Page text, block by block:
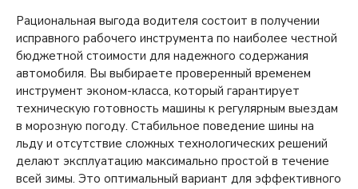
Рациональная выгода водителя состоит в получении
исправного рабочего инструмента по наиболее честной
бюджетной стоимости для надежного содержания
автомобиля. Вы выбираете проверенный временем
инструмент эконом-класса, который гарантирует
техническую готовность машины к регулярным выездам
в морозную погоду. Стабильное поведение шины на
льду и отсутствие сложных технологических решений
делают эксплуатацию максимально простой в течение
всей зимы. Это оптимальный вариант для эффективного